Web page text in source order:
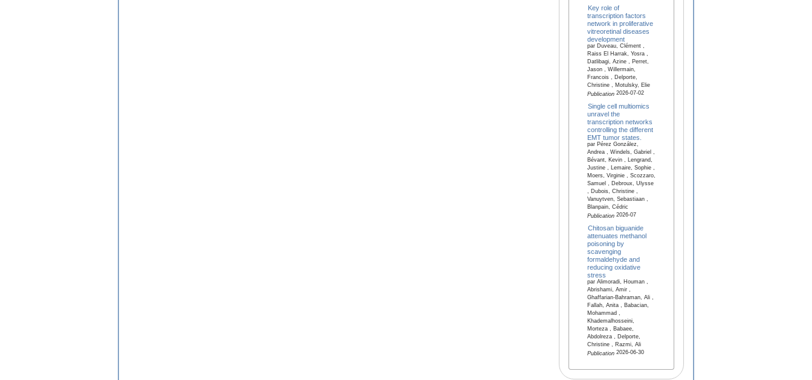
Key role of
transcription factors
network in proliferative
vitreoretinal diseases
development
par Duveau, Clément ,
Raiss El Harrak, Yosra ,
Datlibagi, Azine , Perret,
Jason , Willermain,
Francois , Delporte,
Christine , Motulsky, Elie
Publication2026-07-02
Single cell multiomics
unravel the
transcription networks
controlling the different
EMT tumor states.
par Pérez González,
Andrea , Windels, Gabriel ,
Bévant, Kevin , Lengrand,
Justine , Lemaire, Sophie ,
Moers, Virginie , Scozzaro,
Samuel , Debroux, Ulysse
, Dubois, Christine ,
Vanuytven, Sebastiaan ,
Blanpain, Cédric
Publication2026-07
Chitosan biguanide
attenuates methanol
poisoning by
scavenging
formaldehyde and
reducing oxidative
stress
par Alimoradi, Houman ,
Abrishami, Amir ,
Ghaffarian-Bahraman, Ali ,
Fallah, Anita , Babacian,
Mohammad ,
Khademalhosseini,
Morteza , Babaee,
Abdolreza , Delporte,
Christine , Razmi, Ali
Publication2026-06-30